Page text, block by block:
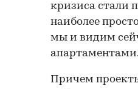
кризиса стали
наиболее
мы и видим
Причем